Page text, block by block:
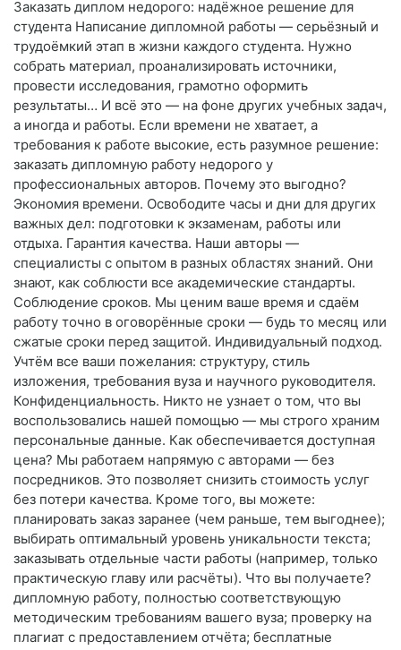
Заказать диплом недорого: надёжное решение для
студента Написание дипломной работы — серьёзный и
трудоёмкий этап в жизни каждого студента. Нужно
собрать материал, проанализировать источники,
провести исследования, грамотно оформить
результаты… И всё это — на фоне других учебных задач,
а иногда и работы. Если времени не хватает, а
требования к работе высокие, есть разумное решение:
заказать дипломную работу недорого у
профессиональных авторов. Почему это выгодно?
Экономия времени. Освободите часы и дни для других
важных дел: подготовки к экзаменам, работы или
отдыха. Гарантия качества. Наши авторы —
специалисты с опытом в разных областях знаний. Они
знают, как соблюсти все академические стандарты.
Соблюдение сроков. Мы ценим ваше время и сдаём
работу точно в оговорённые сроки — будь то месяц или
сжатые сроки перед защитой. Индивидуальный подход.
Учтём все ваши пожелания: структуру, стиль
изложения, требования вуза и научного руководителя.
Конфиденциальность. Никто не узнает о том, что вы
воспользовались нашей помощью — мы строго храним
персональные данные. Как обеспечивается доступная
цена? Мы работаем напрямую с авторами — без
посредников. Это позволяет снизить стоимость услуг
без потери качества. Кроме того, вы можете:
планировать заказ заранее (чем раньше, тем выгоднее);
выбирать оптимальный уровень уникальности текста;
заказывать отдельные части работы (например, только
практическую главу или расчёты). Что вы получаете?
дипломную работу, полностью соответствующую
методическим требованиям вашего вуза; проверку на
плагиат с предоставлением отчёта; бесплатные